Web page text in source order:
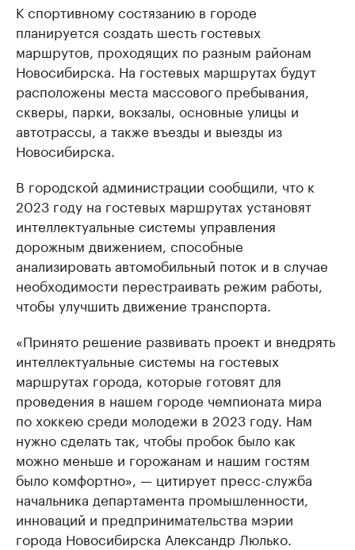
К спортивному состязанию в городе
планируется создать шесть гостевых
маршрутов, проходящих по разным районам
Новосибирска. На гостевых маршрутах будут
расположены места массового пребывания,
скверы, парки, вокзалы, основные улицы и
автотрассы, а также въезды и выезды из
Новосибирска.
В городской администрации сообщили, что к
2023 году на гостевых маршрутах установят
интеллектуальные системы управления
дорожным движением, способные
анализировать автомобильный поток и в случае
необходимости перестраивать режим работы,
чтобы улучшить движение транспорта.
«Принято решение развивать проект и внедрять
интеллектуальные системы на гостевых
маршрутах города, которые готовят для
проведения в нашем городе чемпионата мира
по хоккею среди молодежи в 2023 году. Нам
нужно сделать так, чтобы пробок было как
можно меньше и горожанам и нашим гостям
было комфортно», — цитирует пресс-служба
начальника департамента промышленности,
инноваций и предпринимательства мэрии
города Новосибирска Александр Люлько.